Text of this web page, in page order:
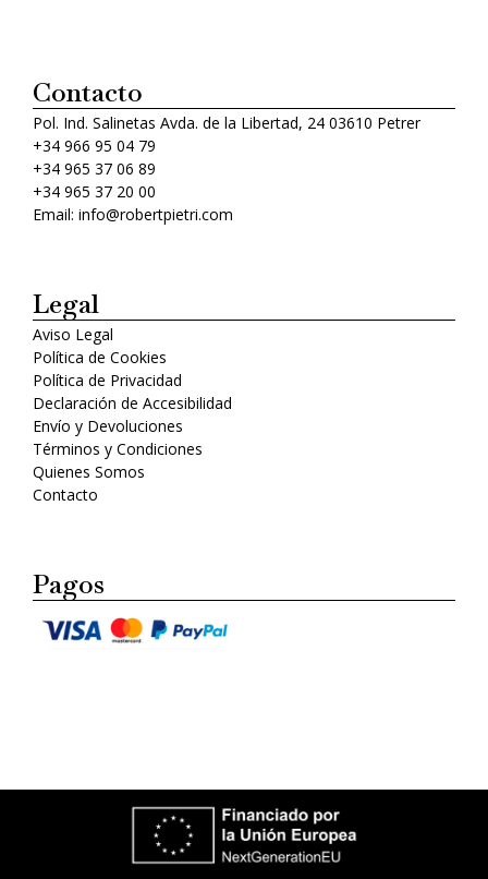
Contacto
Pol. Ind. Salinetas Avda. de la Libertad, 24 03610 Petrer
+34 966 95 04 79
+34 965 37 06 89
+34 965 37 20 00
Email: info@robertpietri.com
Legal
Aviso Legal
Política de Cookies
Política de Privacidad
Declaración de Accesibilidad
Envío y Devoluciones
Términos y Condiciones
Quienes Somos
Contacto
Pagos